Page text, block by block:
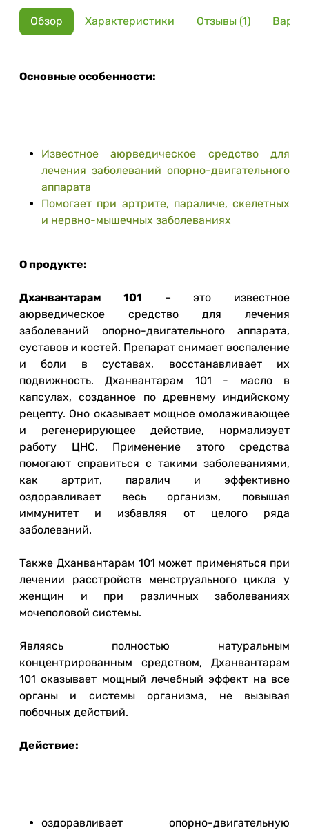
Обзор Характеристики Отзывы (1)
Основные особенности:
Известное аюрведическое средство для
лечения заболеваний опорно-двигательного
аппарата
Помогает при артрите, параличе, скелетных
и нервно-мышечных заболеваниях
О продукте:
Дханвантарам 101 – это известное
аюрведическое средство для лечения
заболеваний опорно-двигательного аппарата,
суставов и костей. Препарат снимает воспаление
и боли в суставах, восстанавливает их
подвижность. Дханвантарам 101 - масло в
капсулах, созданное по древнему индийскому
рецепту. Оно оказывает мощное омолаживающее
и регенерирующее действие, нормализует
работу ЦНС. Применение этого средства
помогают справиться с такими заболеваниями,
как артрит, паралич и эффективно
оздоравливает весь организм, повышая
иммунитет и избавляя от целого ряда
заболеваний.
Также Дханвантарам 101 может применяться при
лечении расстройств менструального цикла у
женщин и при различных заболеваниях
мочеполовой системы.
Являясь полностью натуральным
концентрированным средством, Дханвантарам
101 оказывает мощный лечебный эффект на все
органы и системы организма, не вызывая
побочных действий.
Действие:
оздоравливает опорно-двигательную